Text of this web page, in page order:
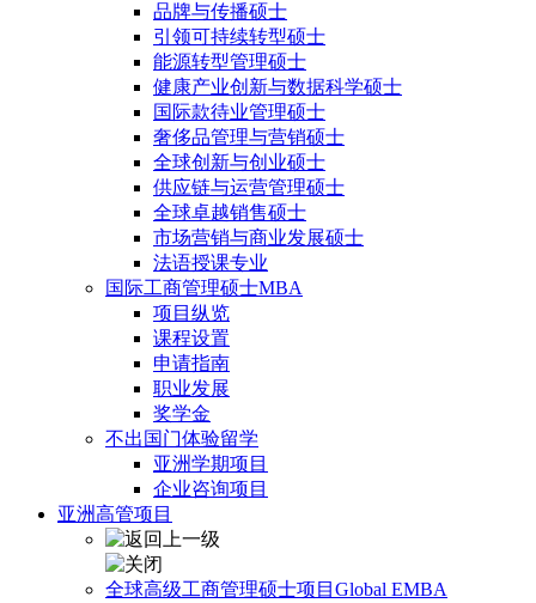
品牌与传播硕士
引领可持续转型硕士
能源转型管理硕士
健康产业创新与数据科学硕士
国际款待业管理硕士
奢侈品管理与营销硕士
全球创新与创业硕士
供应链与运营管理硕士
全球卓越销售硕士
市场营销与商业发展硕士
法语授课专业
国际工商管理硕士MBA
项目纵览
课程设置
申请指南
职业发展
奖学金
不出国门体验留学
亚洲学期项目
企业咨询项目
亚洲高管项目
全球高级工商管理硕士项目Global EMBA